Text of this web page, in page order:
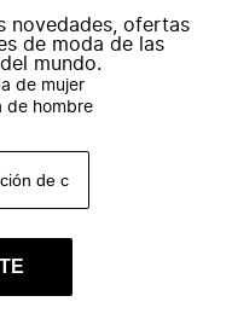
novedades, ofertas
de moda de las
mundo.
de mujer
de hombre